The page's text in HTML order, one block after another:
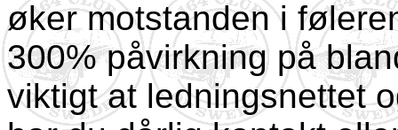
øker motstanden i
300% påvirkning på
viktigt at ledningsnettet